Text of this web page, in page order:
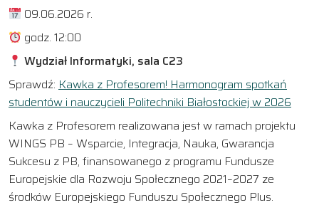
09.06.2026 r.
godz. 12:00
Wydział Informatyki, sala C23
Sprawdź: Kawka z Profesorem! Harmonogram spotkań
studentów i nauczycieli Politechniki Białostockiej w 2026
Kawka z Profesorem realizowana jest w ramach projektu
WINGS PB – Wsparcie, Integracja, Nauka, Gwarancja
Sukcesu z PB, finansowanego z programu Fundusze
Europejskie dla Rozwoju Społecznego 2021–2027 ze
środków Europejskiego Funduszu Społecznego Plus.